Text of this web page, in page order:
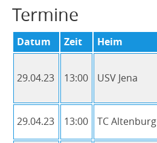
Sommer 2016
Sommer 2014
Winter 2013/14
Termine
Datum Zeit Heim
29.04.23 13:00 USV Jena
29.04.23 13:00 TC Altenburg